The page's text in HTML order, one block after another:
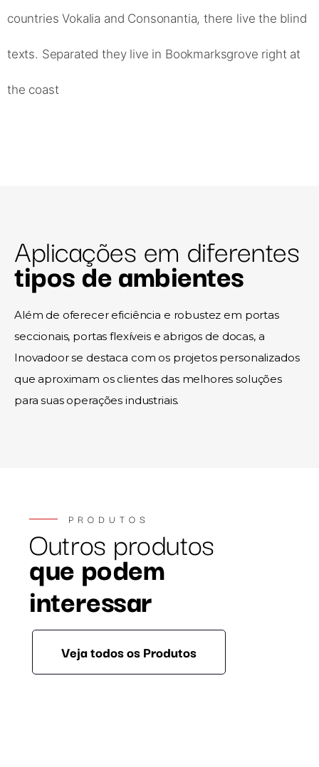
countries Vokalia and Consonantia, there live the blind
texts. Separated they live in Bookmarksgrove right at
the coast
Aplicações em diferentes
tipos de ambientes
Além de oferecer eficiência e robustez em portas
seccionais, portas flexíveis e abrigos de docas, a
Inovadoor se destaca com os projetos personalizados
que aproximam os clientes das melhores soluções
para suas operações industriais.
PRODUTOS
Outros produtos
que podem
interessar
Veja todos os Produtos